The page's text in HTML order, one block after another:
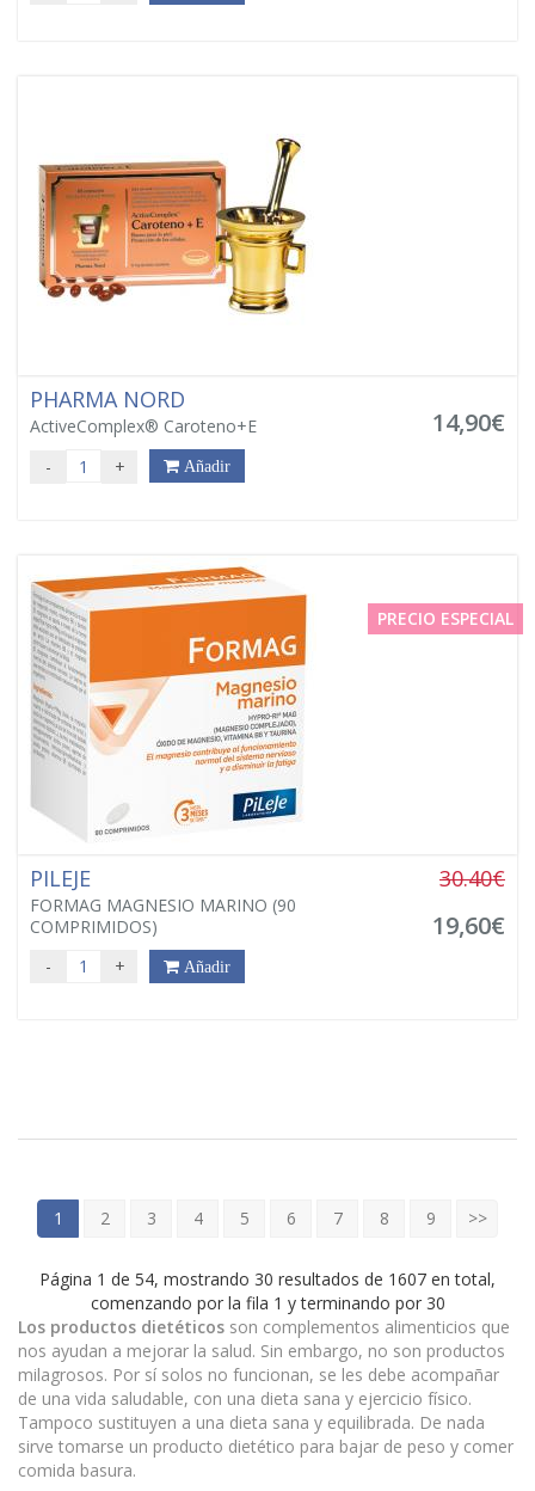
PHARMA NORD
ActiveComplex® Caroteno+E 14,90€
- + Añadir
PRECIO ESPECIAL
PILEJE
FORMAG MAGNESIO MARINO (90
COMPRIMIDOS)
30.40€
19,60€
- + Añadir
1 2 3 4 5 6 7 8 9 >>
Página 1 de 54, mostrando 30 resultados de 1607 en total,
comenzando por la fila 1 y terminando por 30
Los productos dietéticos son complementos alimenticios que
nos ayudan a mejorar la salud. Sin embargo, no son productos
milagrosos. Por sí solos no funcionan, se les debe acompañar
de una vida saludable, con una dieta sana y ejercicio físico.
Tampoco sustituyen a una dieta sana y equilibrada. De nada
sirve tomarse un producto dietético para bajar de peso y comer
comida basura.